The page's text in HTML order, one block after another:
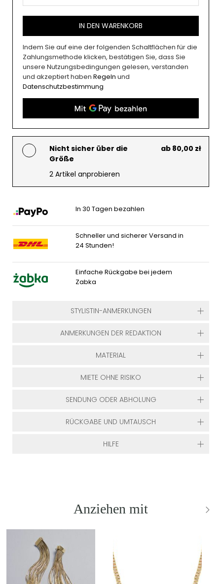
IN DEN WARENKORB
Indem Sie auf eine der folgenden Schaltflächen für die
Zahlungsmethode klicken, bestätigen Sie, dass Sie
unsere Nutzungsbedingungen gelesen, verstanden
und akzeptiert haben Regeln und
Datenschutzbestimmung
Nicht sicher über die
Größe
ab 80,00 zł
2 Artikel anprobieren
In 30 Tagen bezahlen
Schneller und sicherer Versand in
24 Stunden!
Einfache Rückgabe bei jedem
Zabka
STYLISTIN-ANMERKUNGEN
ANMERKUNGEN DER REDAKTION
MATERIAL
MIETE OHNE RISIKO
SENDUNG ODER ABHOLUNG
RÜCKGABE UND UMTAUSCH
HILFE
Anziehen mit